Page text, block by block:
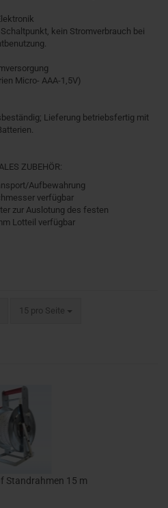
kein Stromverbrauch bei
Micro- AAA-1,5V)
Lieferung betriebsfertig mit
ZUBEHÖR:
Aufbewahrung
verfügbar
zur Auslotung des festen
Lotteil verfügbar
15 pro Seite
pro Seite
Standrahmen 15 m